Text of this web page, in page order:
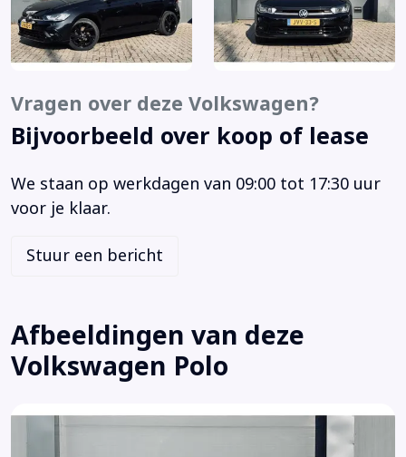
Buitenspiegels elektrisch verstel- en verwarmbaar
Bumpers in carrosseriekleur
Carplay
Centrale deurvergrendeling met afstandsbediening
Connected services
DAB ontvanger
Dimlichten automatisch
Elektronisch Stabiliteits Programma
Hoofd airbag(s) voor
Lane assist
LED dagrijverlichting
LED koplampen
Vragen over deze Volkswagen?
Bijvoorbeeld over koop of lease
We staan op werkdagen van 09:00 tot 17:30 uur
voor je klaar.
Stuur een bericht
Afbeeldingen van deze
Volkswagen Polo